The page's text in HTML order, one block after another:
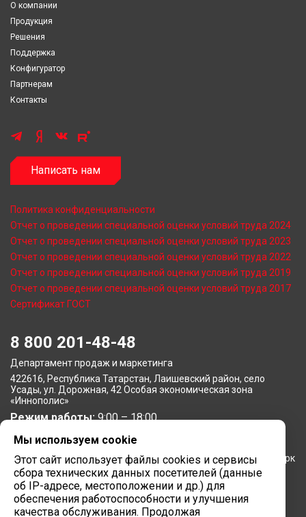
О компании
Продукция
Решения
Поддержка
Конфигуратор
Партнерам
Контакты
Написать нам
Политика конфиденциальности
Отчет о проведении специальной оценки условий труда 2024
Отчет о проведении специальной оценки условий труда 2023
Отчет о проведении специальной оценки условий труда 2022
Отчет о проведении специальной оценки условий труда 2019
Отчет о проведении специальной оценки условий труда 2017
Сертификат ГОСТ
8 800 201-48-48
Департамент продаж и маркетинга
422616, Республика Татарстан, Лаишевский район, село
Усады, ул. Дорожная, 42 Особая экономическая зона
«Иннополис»
Режим работы:9:00 – 18:00
Московское представительство
105064, г. Москва, Нижний Сусальный переулок, 5, бизнес-парк
«Арма»
Режим работы:9:00 – 18:00
Завод вычислительной техники
Мы используем cookie
Этот сайт использует файлы cookies и сервисы
сбора технических данных посетителей (данные
об IP-адресе, местоположении и др.) для
обеспечения работоспособности и улучшения
качества обслуживания. Продолжая